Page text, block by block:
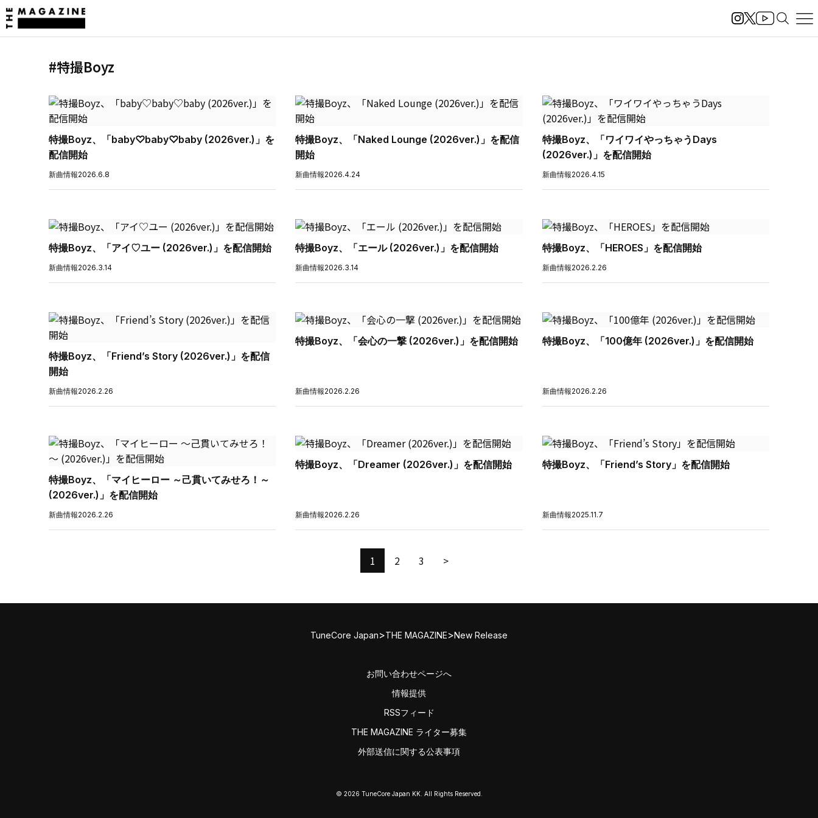
#特撮Boyz
特撮Boyz、「baby♡baby♡baby (2026ver.)」を
配信開始
新曲情報2026.6.8
特撮Boyz、「Naked Lounge (2026ver.)」を配信
開始
新曲情報2026.4.24
特撮Boyz、「ワイワイやっちゃうDays
(2026ver.)」を配信開始
新曲情報2026.4.15
特撮Boyz、「アイ♡ユー (2026ver.)」を配信開始
新曲情報2026.3.14
特撮Boyz、「エール (2026ver.)」を配信開始
新曲情報2026.3.14
特撮Boyz、「HEROES」を配信開始
新曲情報2026.2.26
特撮Boyz、「Friend’s Story (2026ver.)」を配信
開始
新曲情報2026.2.26
特撮Boyz、「会心の一撃 (2026ver.)」を配信開始
新曲情報2026.2.26
特撮Boyz、「100億年 (2026ver.)」を配信開始
新曲情報2026.2.26
特撮Boyz、「マイヒーロー ～己貫いてみせろ！～
(2026ver.)」を配信開始
新曲情報2026.2.26
特撮Boyz、「Dreamer (2026ver.)」を配信開始
新曲情報2026.2.26
特撮Boyz、「Friend’s Story」を配信開始
新曲情報2025.11.7
1 2 3 >
TuneCore Japan>THE MAGAZINE>New Release
お問い合わせページへ
情報提供
RSSフィード
THE MAGAZINE ライター募集
外部送信に関する公表事項
© 2026 TuneCore Japan KK. All Rights Reserved.